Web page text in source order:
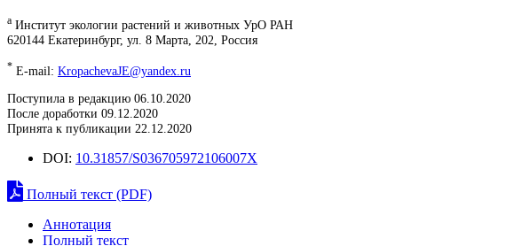
a Институт экологии растений и животных УрО РАН
620144 Екатеринбург, ул. 8 Марта, 202, Россия
* E-mail: KropachevaJE@yandex.ru
Поступила в редакцию 06.10.2020
После доработки 09.12.2020
Принята к публикации 22.12.2020
DOI: 10.31857/S036705972106007X
Полный текст (PDF)
Аннотация
Полный текст